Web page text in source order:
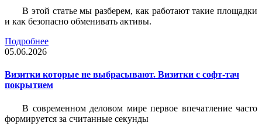
В этой статье мы разберем, как работают такие площадки
и как безопасно обменивать активы.
Подробнее
05.06.2026
Визитки которые не выбрасывают. Визитки с софт-тач
покрытием
В современном деловом мире первое впечатление часто
формируется за считанные секунды